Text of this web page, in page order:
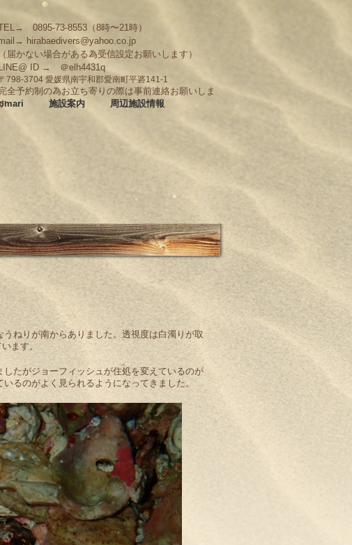
0895-73-8553（8時〜21時）
hirabaedivers@yahoo.co.jp
（届かない場合がある為受信設定お願いします）
LINE@ ID → ＠elh4431q
798-3704 愛媛県南宇和郡愛南町平碆141-1
全予約制の為お立ち寄りの際は事前連絡お願いしま
施設案内 周辺施設情報
ねりが南からありました。透視度は白濁りが取
ます。
たがジョーフィッシュが住処を変えているのが
るのがよく見られるようになってきました。